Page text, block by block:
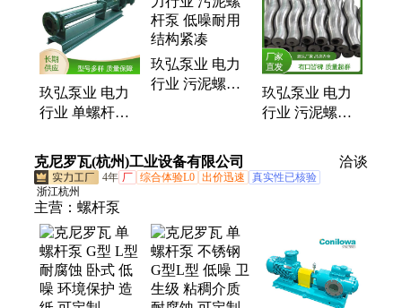
玖弘泵业 电力
行业 单螺杆泵
售后
玖弘泵业 电力
行业 污泥螺杆
玖弘泵业 电力
行业 污泥螺杆
克尼罗瓦(杭州)工业设备有限公司 洽谈
4年 厂 综合体验L0 出价迅速
真实性已核验
浙江杭州
主营： 螺杆泵